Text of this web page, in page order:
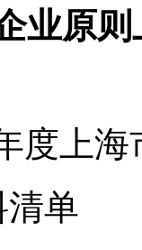
业原
度上
清单